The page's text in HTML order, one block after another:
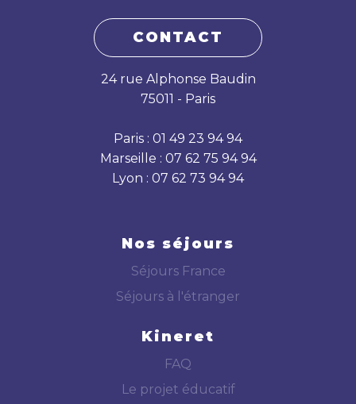
CONTACT
24 rue Alphonse Baudin
75011 - Paris
Paris : 01 49 23 94 94
Marseille : 07 62 75 94 94
Lyon : 07 62 73 94 94
Nos séjours
Séjours France
Séjours à l'étranger
Kineret
FAQ
Le projet éducatif